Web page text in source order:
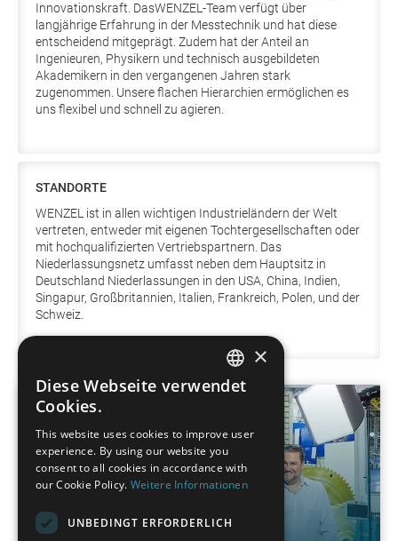
Innovationskraft. DasWENZEL-Team verfügt über
langjährige Erfahrung in der Messtechnik und hat diese
entscheidend mitgeprägt. Zudem hat der Anteil an
Ingenieuren, Physikern und technisch ausgebildeten
Akademikern in den vergangenen Jahren stark
zugenommen. Unsere flachen Hierarchien ermöglichen es
uns flexibel und schnell zu agieren.
STANDORTE
WENZEL ist in allen wichtigen Industrieländern der Welt
vertreten, entweder mit eigenen Tochtergesellschaften oder
mit hochqualifizierten Vertriebspartnern. Das
Niederlassungsnetz umfasst neben dem Hauptsitz in
Deutschland Niederlassungen in den USA, China, Indien,
Singapur, Großbritannien, Italien, Frankreich, Polen, und der
Schweiz.
GERMAN
POLISH
×
Diese Webseite verwendet
Cookies.
This website uses cookies to improve user
experience. By using our website you
consent to all cookies in accordance with
our Cookie Policy. Weitere Informationen
UNBEDINGT ERFORDERLICH